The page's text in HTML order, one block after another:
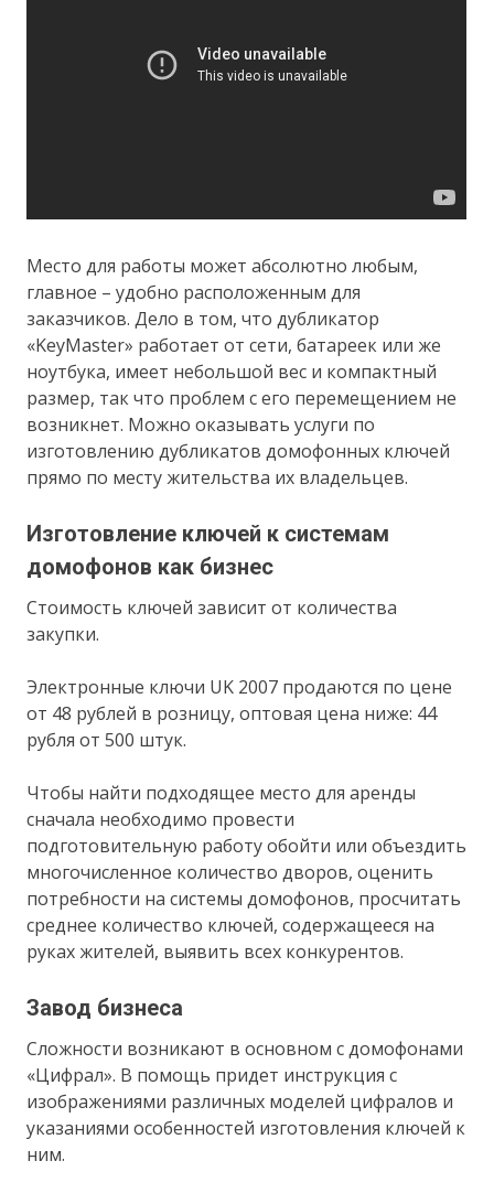
Место для работы может абсолютно любым,
главное – удобно расположенным для
заказчиков. Дело в том, что дубликатор
«KeyMaster» работает от сети, батареек или же
ноутбука, имеет небольшой вес и компактный
размер, так что проблем с его перемещением не
возникнет. Можно оказывать услуги по
изготовлению дубликатов домофонных ключей
прямо по месту жительства их владельцев.
Изготовление ключей к системам
домофонов как бизнес
Стоимость ключей зависит от количества
закупки.
Электронные ключи UK 2007 продаются по цене
от 48 рублей в розницу, оптовая цена ниже: 44
рубля от 500 штук.
Чтобы найти подходящее место для аренды
сначала необходимо провести
подготовительную работу обойти или объездить
многочисленное количество дворов, оценить
потребности на системы домофонов, просчитать
среднее количество ключей, содержащееся на
руках жителей, выявить всех конкурентов.
Завод бизнеса
Сложности возникают в основном с домофонами
«Цифрал». В помощь придет инструкция с
изображениями различных моделей цифралов и
указаниями особенностей изготовления ключей к
ним.